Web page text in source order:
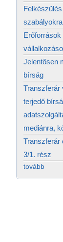
szabályokra
Jelentősen
bírság
Transzferár
terjedő
mediánra,
Transzferár
3/1. rész
tovább